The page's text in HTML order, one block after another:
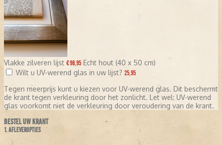
Vlakke zilveren lijst € 98,95 Echt hout (40 x 50 cm)
Wilt u UV-werend glas in uw lijst? 25,95
Tegen meerprijs kunt u kiezen voor UV-werend glas. Dit beschermt
de krant tegen verkleuring door het zonlicht. Let wel: UV-werend
glas voorkomt niet de verkleuring door veroudering van de krant.
BESTEL UW KRANT
1. AFLEVEROPTIES